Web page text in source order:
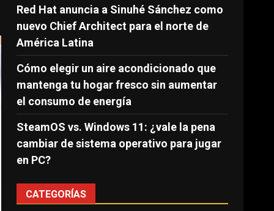
Red Hat anuncia a Sinuhé Sánchez como
nuevo Chief Architect para el norte de
América Latina
Cómo elegir un aire acondicionado que
mantenga tu hogar fresco sin aumentar
el consumo de energía
SteamOS vs. Windows 11: ¿vale la pena
cambiar de sistema operativo para jugar
en PC?
CATEGORÍAS